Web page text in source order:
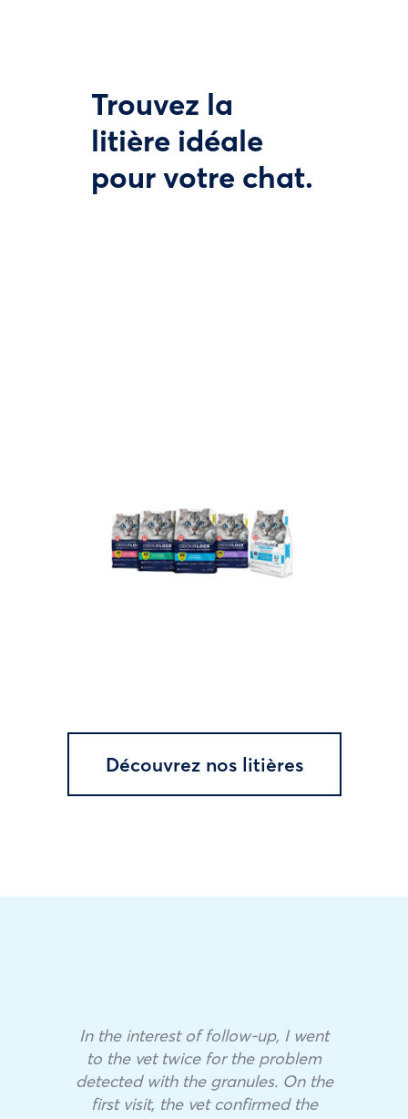
Trouvez la
litière idéale
pour votre chat.
Découvrez nos litières
In the interest of follow-up, I went
to the vet twice for the problem
detected with the granules. On the
first visit, the vet confirmed the